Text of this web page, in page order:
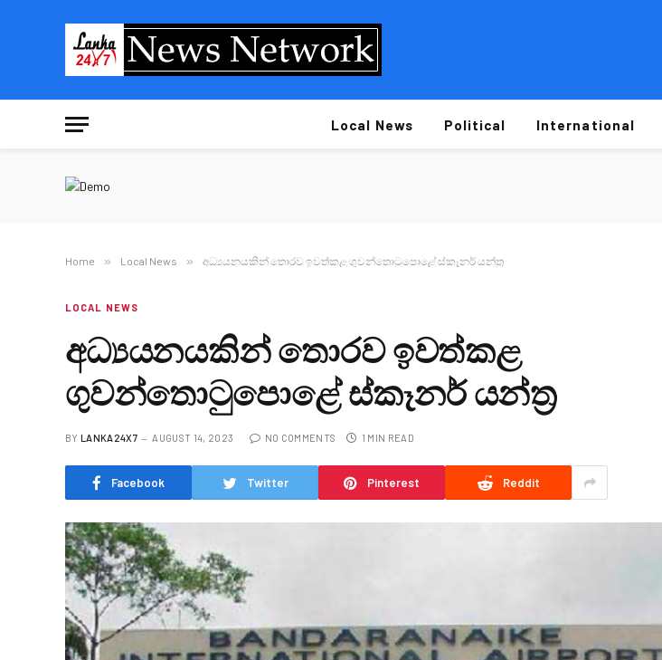
Local News Political International
Home » Local News » අධ්‍යයනයකින් තොරව ඉවත්කළ ගුවන්තොටුපොළේ ස්කෑනර් යන්ත්‍ර
LOCAL NEWS
අධ්‍යයනයකින් තොරව ඉවත්කළ
ගුවන්තොටුපොළේ ස්කෑනර් යන්ත්‍ර
BY LANKA24X7 AUGUST 14, 2023 NO COMMENTS 1 MIN READ
Facebook Twitter Pinterest Reddit